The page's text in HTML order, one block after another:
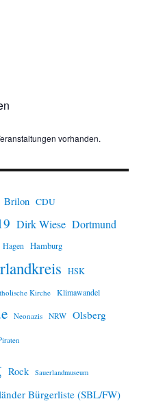
vorhanden.
Brilon CDU
Dirk Wiese Dortmund
Hagen Hamburg
HSK
Kirche Klimawandel
Neonazis NRW Olsberg
Rock Sauerlandmuseum
Bürgerliste (SBL/FW)